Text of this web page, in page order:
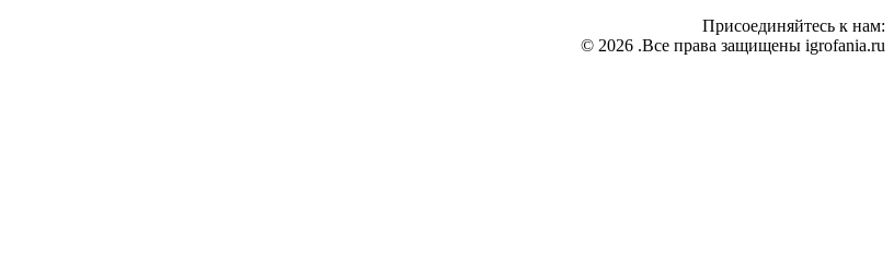
Присоединяйтесь к нам:
© 2026 .Все права защищены igrofania.ru